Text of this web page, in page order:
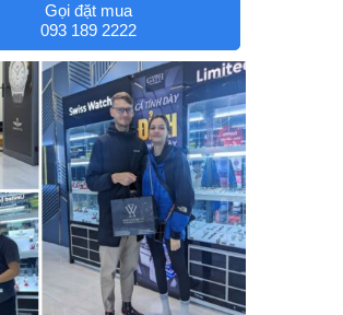
Gọi đặt mua
093 189 2222